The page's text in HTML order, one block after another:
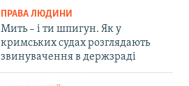
ПРАВА ЛЮДИНИ
Мить – і ти шпигун. Як у
кримських судах розглядають
звинувачення в держзраді